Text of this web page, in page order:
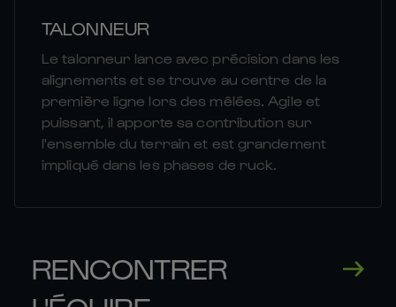
TALONNEUR
Le talonneur lance avec précision dans les
alignements et se trouve au centre de la
première ligne lors des mêlées. Agile et
puissant, il apporte sa contribution sur
l'ensemble du terrain et est grandement
impliqué dans les phases de ruck.
RENCONTRER